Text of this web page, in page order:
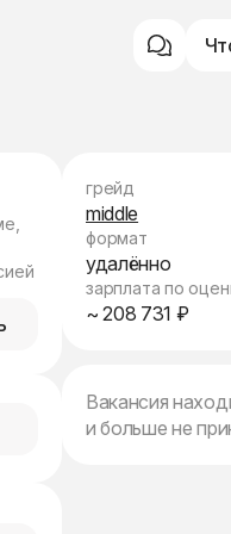
грейд
middle
формат
удалённо
зарплата по
~ 208 731 ₽
Вакансия
и больше не